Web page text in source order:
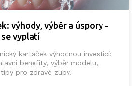
výhody, výběr a úspory -
vyplatí
kartáček výhodnou investicí:
benefity, výběr modelu,
pro zdravé zuby.